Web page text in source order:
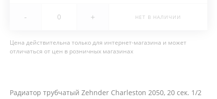
- + НЕТ В НАЛИЧИИ
Цена действительна только для интернет-магазина и может
отличаться от цен в розничных магазинах
Радиатор трубчатый Zehnder Charleston 2050, 20 сек. 1/2